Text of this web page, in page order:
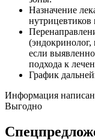
Назначение
нутрицевтиков
(эндокринолог,
если
подхода к
График
Информация
Выгодно